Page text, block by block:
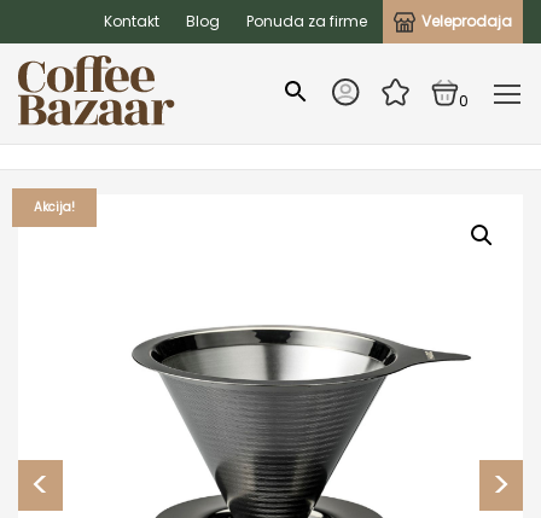
Kontakt Blog Ponuda za firme Veleprodaja
0
Akcija!